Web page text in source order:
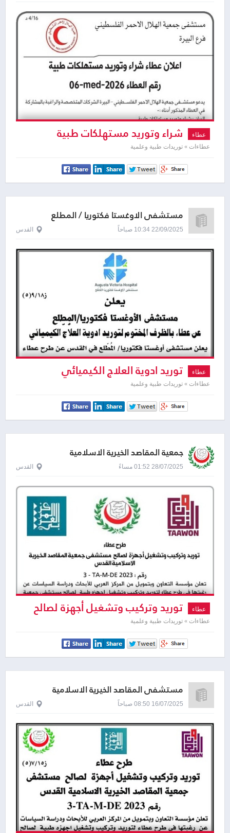
عطاء شراء وتوريد مستهلكات طبية
عطاءات » توريدات طبية وعلمية
مستشفى الاوغستا فكتوريا / المطلع
22/09/2025 10:34 صباحاً القدس
عطاء توريد ادوية العلاج الكيميائي
عطاءات » توريدات طبية وعلمية
جمعية المقاصد الخيرية الاسلامية
28/07/2025 01:52 مساءً القدس
عطاء توريد وتركيب وتشغيل أجهزة لصالح
مستشفى جمعية المقاصد الخيرية
الاسلامية القدس
عطاءات » توريدات طبية وعلمية
مستشفى المقاصد الخيرية الاسلامية
16/07/2025 08:50 صباحاً القدس